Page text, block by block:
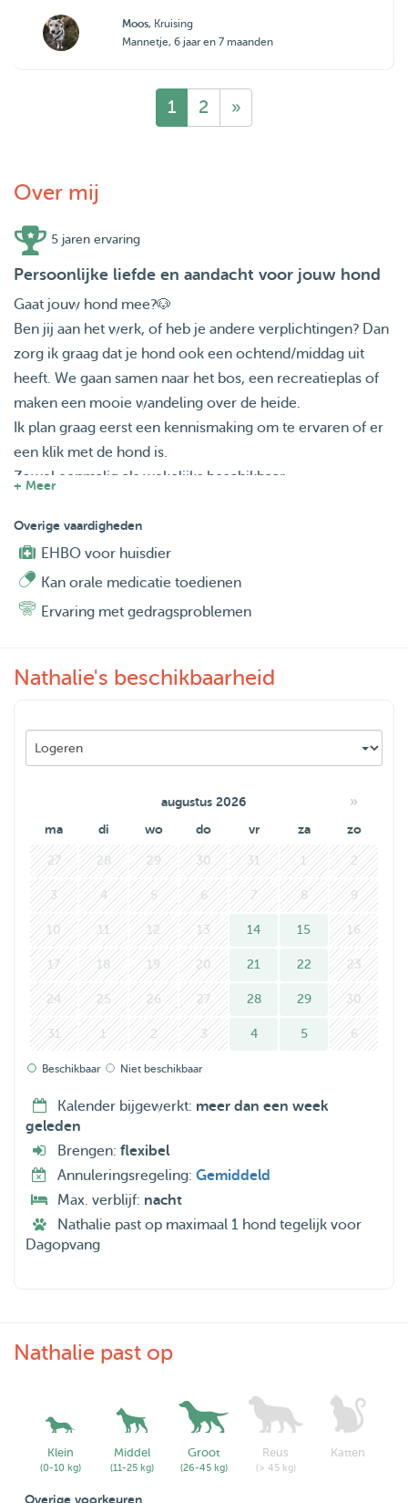
Moos, Kruising
Mannetje, 6 jaar en 7 maanden
1 2 »
Over mij
5 jaren ervaring
Persoonlijke liefde en aandacht voor jouw hond
Gaat jouw hond mee?🐶
Ben jij aan het werk, of heb je andere verplichtingen? Dan
zorg ik graag dat je hond ook een ochtend/middag uit
heeft. We gaan samen naar het bos, een recreatieplas of
maken een mooie wandeling over de heide.
Ik plan graag eerst een kennismaking om te ervaren of er
een klik met de hond is.
Zowel eenmalig als wekelijks beschikbaar.
Ik haal je hond op en hij/zijn wordt kwispelend en moe
maar voldaan thuisgebracht.
Ik vind het belangrijk dat de hond luistert naar
Loopt je hond graag samen met andere honden?
+ Meer
Overige vaardigheden
EHBO voor huisdier
Kan orale medicatie toedienen
Ervaring met gedragsproblemen
Nathalie's beschikbaarheid
augustus 2026 »
ma di wo do vr za zo
27 28 29 30 31 1 2
3 4 5 6 7 8 9
10 11 12 13 14 15 16
17 18 19 20 21 22 23
24 25 26 27 28 29 30
31 1 2 3 4 5 6
Beschikbaar Niet beschikbaar
Kalender bijgewerkt: meer dan een week
geleden
Brengen: flexibel
Annuleringsregeling: Gemiddeld
Max. verblijf: nacht
Nathalie past op maximaal 1 hond tegelijk voor
Dagopvang
Nathalie past op
Klein
(0-10 kg)
Middel
(11-25 kg)
Groot
(26-45 kg)
Reus
(> 45 kg)
Katten
Overige voorkeuren